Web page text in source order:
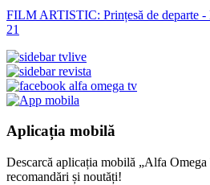
FILM ARTISTIC: Prințesă de departe -
21
Aplicația mobilă
Descarcă aplicația mobilă „Alfa
recomandări și noutăți!